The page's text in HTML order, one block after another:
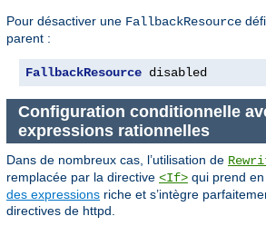
Pour désactiver une FallbackResource
parent :
FallbackResource disabled
Configuration conditionnelle
expressions rationnelles
Dans de nombreux cas, l’utilisation de
remplacée par la directive <If> qui prend
des expressions riche et s’intègre
directives de httpd.